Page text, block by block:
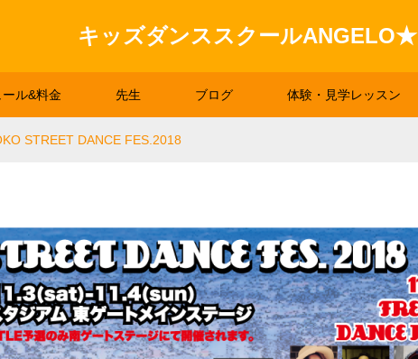
キッズダンススクールANGELO★
ル&料金 先生 ブログ 体験・見学レッスン
STREET DANCE FES.2018